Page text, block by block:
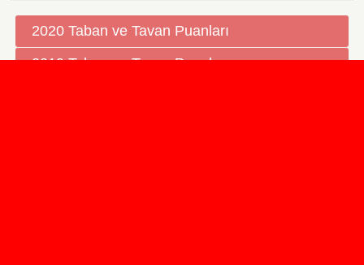
2020 Taban ve Tavan Puanları
2019 Taban ve Tavan Puanları